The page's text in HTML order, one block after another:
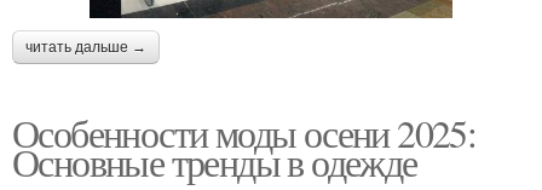
читать дальше →
Особенности моды осени 2025:
Основные тренды в одежде